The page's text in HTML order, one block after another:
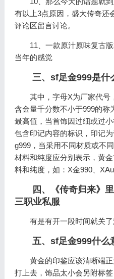
有以上3点原因，盛大传奇还
评论区留言讨论。
11、一款原汁原味复古
当年的感觉
三、sf足金999是什
其中，字母X为厂家代号
含金量千分数不小于999的称
最高值，当首饰因过细或过
包含印记内容的标识，印记
g999，当采用不同材质或不
材料和纯度应分别表示，黄
料和纯度，如：X金990、
四、《传奇归来》
三职业私服
有是有开一段时间就关
五、sf足金999什么
黄金的印鉴应该清晰端
打上去，饰品太小会另附标